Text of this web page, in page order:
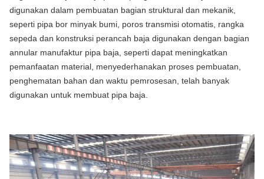
digunakan dalam pembuatan bagian struktural dan mekanik,
seperti pipa bor minyak bumi, poros transmisi otomatis, rangka
sepeda dan konstruksi perancah baja digunakan dengan bagian
annular manufaktur pipa baja, seperti dapat meningkatkan
pemanfaatan material, menyederhanakan proses pembuatan,
penghematan bahan dan waktu pemrosesan, telah banyak
digunakan untuk membuat pipa baja.